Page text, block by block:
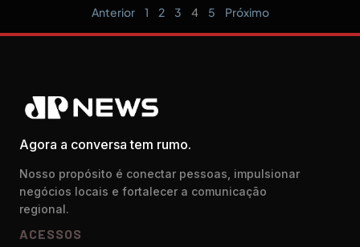
Anterior 1 2 3 4 5 Próximo
Agora a conversa tem rumo.
Nosso propósito é conectar pessoas, impulsionar
negócios locais e fortalecer a comunicação
regional.
ACESSOS